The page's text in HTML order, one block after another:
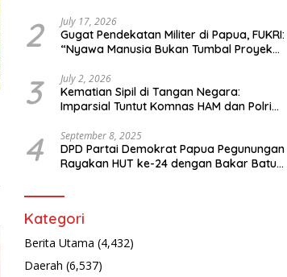
2 July 17, 2026
Gugat Pendekatan Militer di Papua, FUKRI:
“Nyawa Manusia Bukan Tumbal Proyek
3 July 2, 2026
Kematian Sipil di Tangan Negara:
Imparsial Tuntut Komnas HAM dan Polri
4 September 8, 2025
DPD Partai Demokrat Papua Pegunungan
Rayakan HUT ke-24 dengan Bakar Batu
Kategori
Berita Utama (4,432)
Daerah (6,537)